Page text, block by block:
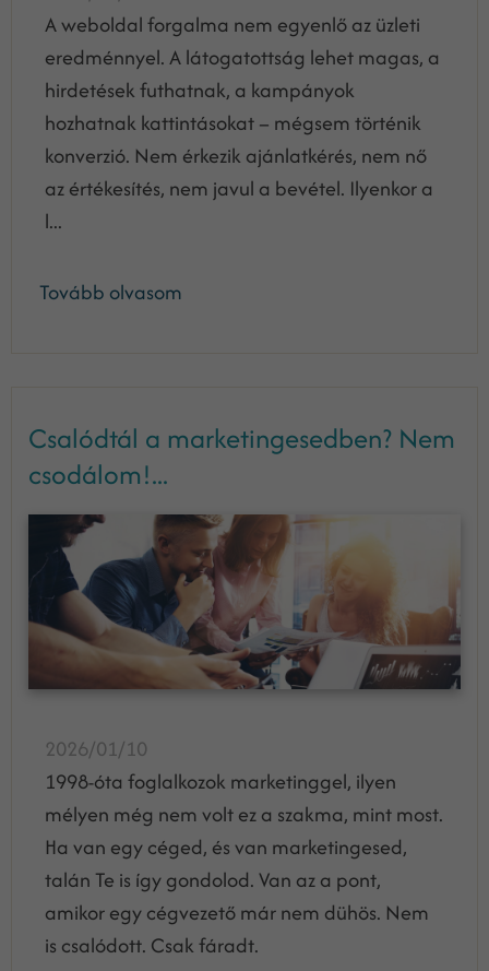
A weboldal forgalma nem egyenlő az üzleti
eredménnyel. A látogatottság lehet magas, a
hirdetések futhatnak, a kampányok
hozhatnak kattintásokat – mégsem történik
konverzió. Nem érkezik ajánlatkérés, nem nő
az értékesítés, nem javul a bevétel. Ilyenkor a
l...
Tovább olvasom
Csalódtál a marketingesedben? Nem
csodálom!...
2026/01/10
1998-óta foglalkozok marketinggel, ilyen
mélyen még nem volt ez a szakma, mint most.
Ha van egy céged, és van marketingesed,
talán Te is így gondolod. Van az a pont,
amikor egy cégvezető már nem dühös. Nem
is csalódott. Csak fáradt.